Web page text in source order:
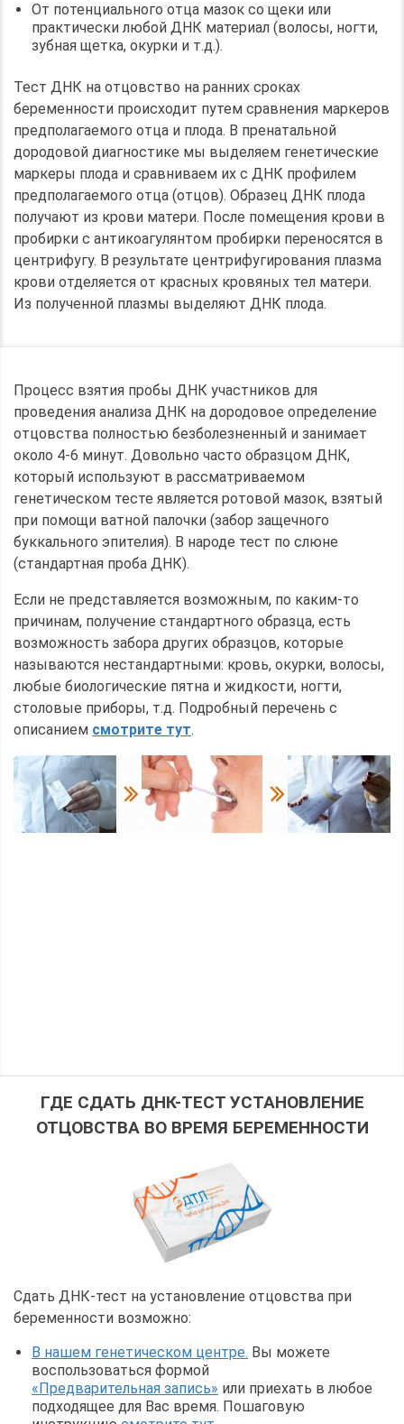
От потенциального отца мазок со щеки или
практически любой ДНК материал (волосы, ногти,
зубная щетка, окурки и т.д.).
Тест ДНК на отцовство на ранних сроках
беременности происходит путем сравнения маркеров
предполагаемого отца и плода. В пренатальной
дородовой диагностике мы выделяем генетические
маркеры плода и сравниваем их с ДНК профилем
предполагаемого отца (отцов). Образец ДНК плода
получают из крови матери. После помещения крови в
пробирки с антикоагулянтом пробирки переносятся в
центрифугу. В результате центрифугирования плазма
крови отделяется от красных кровяных тел матери.
Из полученной плазмы выделяют ДНК плода.
Процесс взятия пробы ДНК участников для
проведения анализа ДНК на дородовое определение
отцовства полностью безболезненный и занимает
около 4-6 минут. Довольно часто образцом ДНК,
который используют в рассматриваемом
генетическом тесте является ротовой мазок, взятый
при помощи ватной палочки (забор защечного
буккального эпителия). В народе тест по слюне
(стандартная проба ДНК).
Если не представляется возможным, по каким-то
причинам, получение стандартного образца, есть
возможность забора других образцов, которые
называются нестандартными: кровь, окурки, волосы,
любые биологические пятна и жидкости, ногти,
столовые приборы, т.д. Подробный перечень с
описанием смотрите тут.
ГДЕ СДАТЬ ДНК-ТЕСТ УСТАНОВЛЕНИЕ
ОТЦОВСТВА ВО ВРЕМЯ БЕРЕМЕННОСТИ
Сдать ДНК-тест на установление отцовства при
беременности возможно:
В нашем генетическом центре. Вы можете
воспользоваться формой
«Предварительная запись» или приехать в любое
подходящее для Вас время. Пошаговую